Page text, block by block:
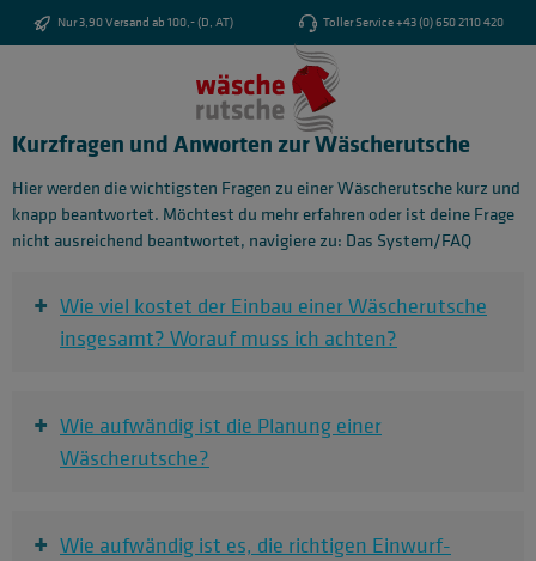
Zum Hauptinhalt springen
Nur 3,90 Versand ab 100,- (D, AT) Toller Service +43 (0) 650 2110 420
Kurzfragen und Anworten zur Wäscherutsche
Hier werden die wichtigsten Fragen zu einer Wäscherutsche kurz und
knapp beantwortet. Möchtest du mehr erfahren oder ist deine Frage
nicht ausreichend beantwortet, navigiere zu: Das System/FAQ
+ Wie viel kostet der Einbau einer Wäscherutsche
insgesamt? Worauf muss ich achten?
+ Wie aufwändig ist die Planung einer
Wäscherutsche?
+ Wie aufwändig ist es, die richtigen Einwurf-